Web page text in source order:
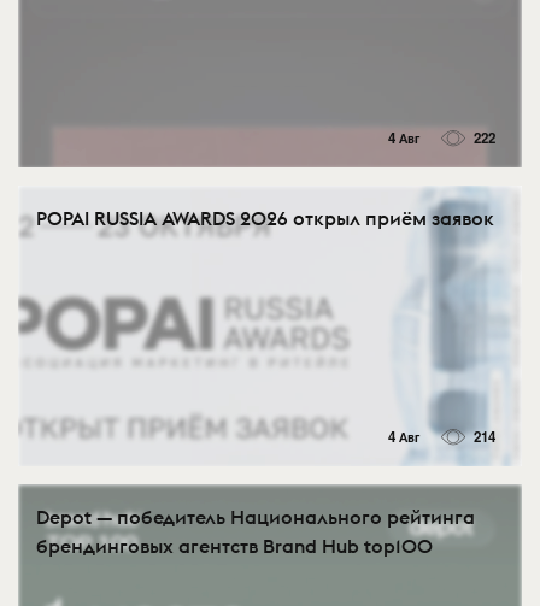
4 Авг 222
POPAI RUSSIA AWARDS 2026 открыл приём заявок
4 Авг 214
Depot — победитель Национального рейтинга
брендинговых агентств Brand Hub top100